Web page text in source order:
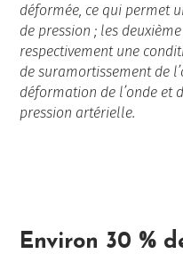
déformée, ce qui permet
de pression ; les
respectivement une
de suramortissement de
déformation de l’onde et
pression artérielle.
Environ 30 %